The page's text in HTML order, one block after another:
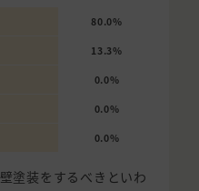
80.0%
13.3%
0.0%
0.0%
0.0%
塗装をするべきといわ